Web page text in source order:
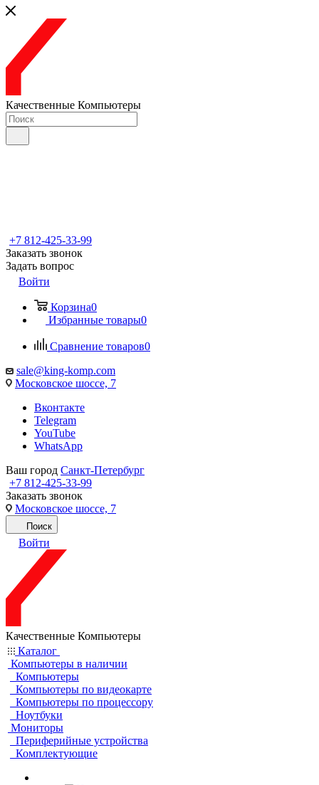
Качественные Компьютеры
+7 812-425-33-99
Заказать звонок
Задать вопрос
Войти
Корзина0
Избранные товары0
Сравнение товаров0
sale@king-komp.com
Московское шоссе, 7
Вконтакте
Telegram
YouTube
WhatsApp
Ваш город Санкт-Петербург
+7 812-425-33-99
Заказать звонок
Московское шоссе, 7
Поиск
Войти
Качественные Компьютеры
Каталог
Компьютеры в наличии
Компьютеры
Компьютеры по видеокарте
Компьютеры по процессору
Ноутбуки
Мониторы
Периферийные устройства
Комплектующие